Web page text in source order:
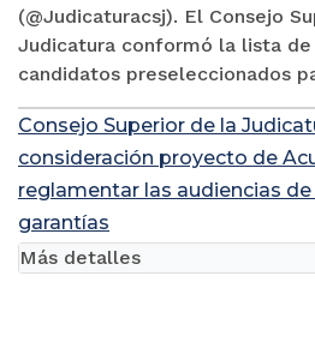
(@Judicaturacsj). El Consejo
Judicatura conformó la lista de
candidatos preseleccionados
Consejo Superior de la
consideración proyecto de
reglamentar las audiencias
garantías
Más detalles